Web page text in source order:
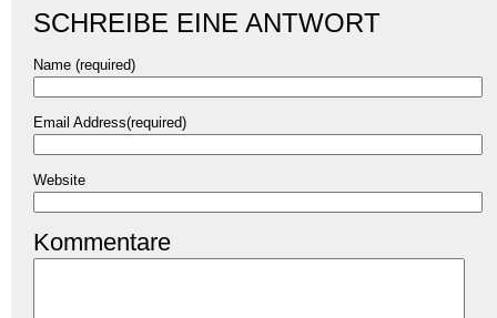
SCHREIBE EINE ANTWORT
Name (required)
Email Address(required)
Website
Kommentare